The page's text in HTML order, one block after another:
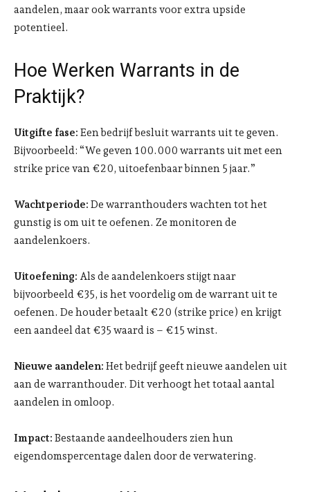
aandelen, maar ook warrants voor extra upside
potentieel.
Hoe Werken Warrants in de
Praktijk?
Uitgifte fase: Een bedrijf besluit warrants uit te geven.
Bijvoorbeeld: “We geven 100.000 warrants uit met een
strike price van €20, uitoefenbaar binnen 5 jaar.”
Wachtperiode: De warranthouders wachten tot het
gunstig is om uit te oefenen. Ze monitoren de
aandelenkoers.
Uitoefening: Als de aandelenkoers stijgt naar
bijvoorbeeld €35, is het voordelig om de warrant uit te
oefenen. De houder betaalt €20 (strike price) en krijgt
een aandeel dat €35 waard is – €15 winst.
Nieuwe aandelen: Het bedrijf geeft nieuwe aandelen uit
aan de warranthouder. Dit verhoogt het totaal aantal
aandelen in omloop.
Impact: Bestaande aandeelhouders zien hun
eigendomspercentage dalen door de verwatering.